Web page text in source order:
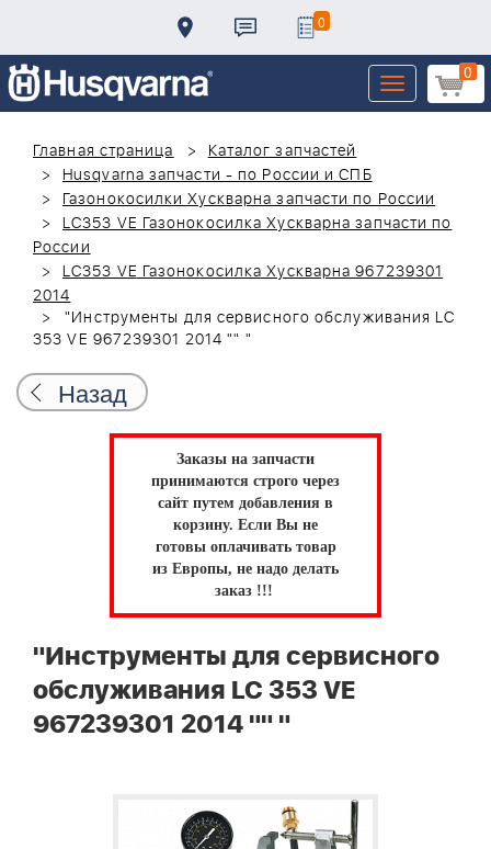
0
0
Toggle
navigation
Главная страница
Каталог запчастей
Husqvarna запчасти - по России и СПБ
Газонокосилки Хускварна запчасти по России
LC353 VE Газонокосилка Хускварна запчасти по
России
LC353 VE Газонокосилка Хускварна 967239301
2014
"Инструменты для сервисного обслуживания LC
353 VE 967239301 2014 "" "
Назад
Заказы на запчасти
принимаются строго через
сайт путем добавления в
корзину. Если Вы не
готовы оплачивать товар
из Европы, не надо делать
заказ !!!
"Инструменты для сервисного
обслуживания LC 353 VE
967239301 2014 "" "